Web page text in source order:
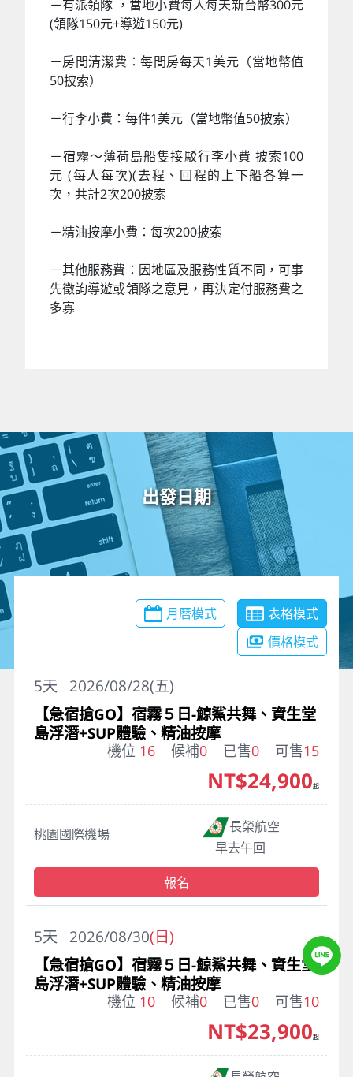
－有派領隊 ，當地小費每人每天新台幣300元
(領隊150元+導遊150元)
－房間清潔費：每間房每天1美元（當地幣值
50披索）
－行李小費：每件1美元（當地幣值50披索）
－宿霧～薄荷島船隻接駁行李小費 披索100
元 (每人每次)(去程、回程的上下船各算一
次，共計2次200披索
－精油按摩小費：每次200披索
－其他服務費：因地區及服務性質不同，可事
先徵詢導遊或領隊之意見，再決定付服務費之
多寡
出發日期
月曆模式
表格模式
價格模式
2026/08/28(五)
5天
【急宿搶GO】宿霧５日-鯨鯊共舞、資生堂
島浮潛+SUP體驗、精油按摩
機位 16 候補0 已售0 可售15
桃園國際機場
長榮航空
早去午回
NT$24,900起
報名
2026/08/30(日)
5天
【急宿搶GO】宿霧５日-鯨鯊共舞、資生堂
島浮潛+SUP體驗、精油按摩
機位 10 候補0 已售0 可售10
NT$23,900起